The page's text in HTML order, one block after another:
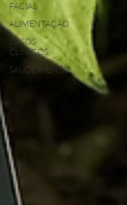
FACIAL
ALIMENTAÇÃO
CASOS
CLÍNICOS
SAÚDE MENTAL